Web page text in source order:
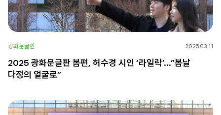
광화문글판 2025.03.11
2025 광화문글판 봄편, 허수경 시인 ‘라일락’…”봄날
다정의 얼굴로”